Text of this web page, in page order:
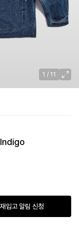
1 / 11
재입고 알림 신청